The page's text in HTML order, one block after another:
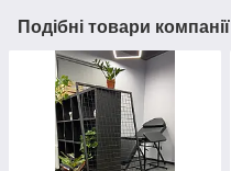
Подібні товари компанії